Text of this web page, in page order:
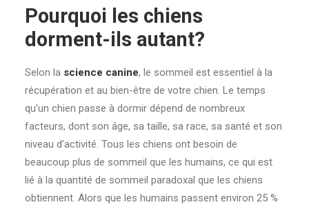
Pourquoi les chiens
dorment-ils autant?
Selon la science canine, le sommeil est essentiel à la
récupération et au bien-être de votre chien. Le temps
qu’un chien passe à dormir dépend de nombreux
facteurs, dont son âge, sa taille, sa race, sa santé et son
niveau d’activité. Tous les chiens ont besoin de
beaucoup plus de sommeil que les humains, ce qui est
lié à la quantité de sommeil paradoxal que les chiens
obtiennent. Alors que les humains passent environ 25 %